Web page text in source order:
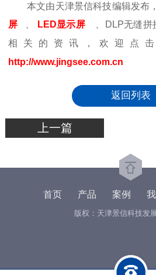
本文由天津景信科技编辑发布
屏
LED显示屏 、DLP无缝拼
相关的资讯，欢迎点
http://www.jingsee.com.cn
返回列表
上一篇
首页 产品 案例
版权：天津景信科技发